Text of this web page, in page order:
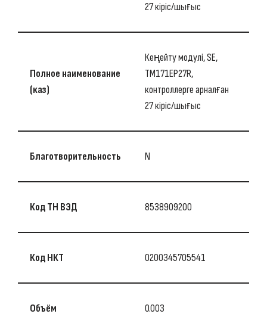
27 кіріс/шығыс
Полное наименование
(каз)
Кеңейту модулі, SE,
TM171EP27R,
контроллерге арналған
27 кіріс/шығыс
Благотворительность N
Код ТН ВЭД 8538909200
Код НКТ 0200345705541
Объём 0.003